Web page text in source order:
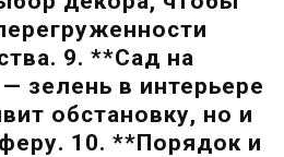
9. **Сад на
зелень в интерьере
обстановку, но и
10. **Порядок и